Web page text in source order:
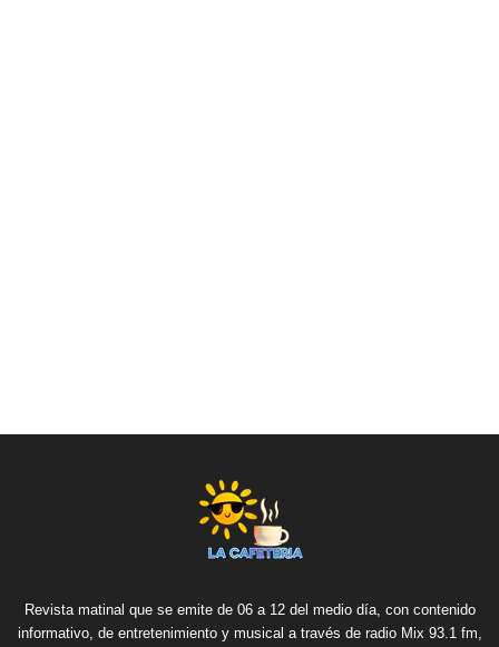
Revista matinal que se emite de 06 a 12 del medio día, con contenido
informativo, de entretenimiento y musical a través de radio Mix 93.1 fm,